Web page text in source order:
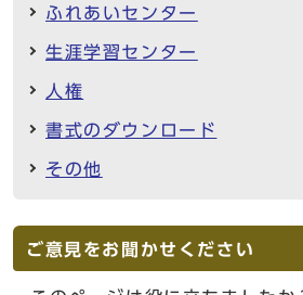
ふれあいセンター
生涯学習センター
人権
書式のダウンロード
その他
ご意見をお聞かせください